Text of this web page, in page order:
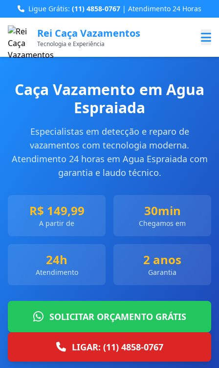
Ligue Grátis: (11) 4858-0767 | Atendimento 24 Horas
Rei Caça Vazamentos
Tecnologia e Experiência
Caça Vazamento em Agua
Espraiada
Especialistas em detecção e reparo de
vazamentos com tecnologia moderna.
Atendimento 24 horas em Agua Espraiada com
garantia e laudo técnico.
R$ 149,99
A partir de
30min
Chegamos em
24h
Atendimento
2 anos
Garantia
SOLICITAR ORÇAMENTO GRÁTIS
LIGAR: (11) 4858-0767